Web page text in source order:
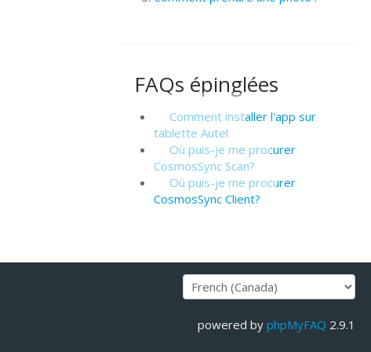
FAQs épinglées
Comment installer l'app sur
tablette Autel
Où puis-je me procurer
CosmosSync Scan?
Où puis-je me procurer
CosmosSync Client?
powered by phpMyFAQ 2.9.1